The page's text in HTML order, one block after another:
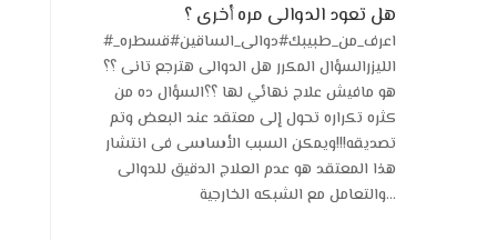
هل تعود الدوالى مره أخرى ؟
#اعرف_من_طبيبك#دوالى_الساقين#قسطره_
الليزرالسؤال المكرر هل الدوالى هترجع تانى ؟؟
هو مافيش علاج نهائي لها ؟؟السؤال ده من
كثره تكراره تحول إلى معتقد عند البعض وتم
تصديقه!!!ويمكن السبب الأساسى فى انتشار
هذا المعتقد هو عدم العلاج الدقيق للدوالى
والتعامل مع الشبكه الخارجية...